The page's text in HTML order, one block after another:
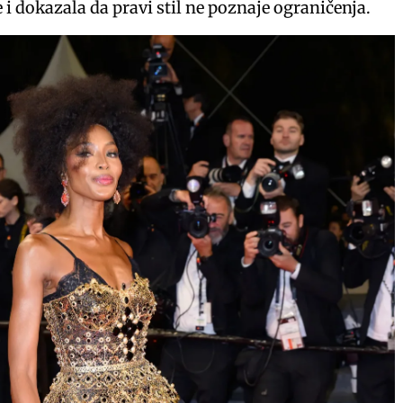
dokazala da pravi stil ne poznaje ograničenja.